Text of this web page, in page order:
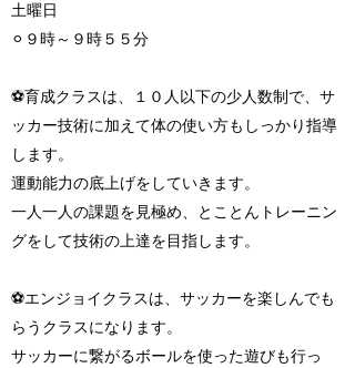
土曜日
⚪︎９時～９時５５分
⚽️育成クラスは、１０人以下の少人数制で、サ
ッカー技術に加えて体の使い方もしっかり指導
します。
運動能力の底上げをしていきます。
一人一人の課題を見極め、とことんトレーニン
グをして技術の上達を目指します。
⚽️エンジョイクラスは、サッカーを楽しんでも
らうクラスになります。
サッカーに繋がるボールを使った遊びも行っ